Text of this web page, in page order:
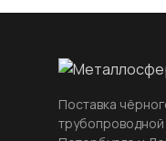
Поставка